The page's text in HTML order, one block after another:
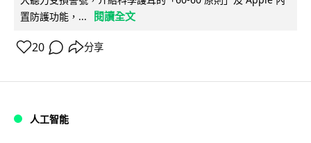
置防護功能，...
閱讀全文
20 分享
人工智能